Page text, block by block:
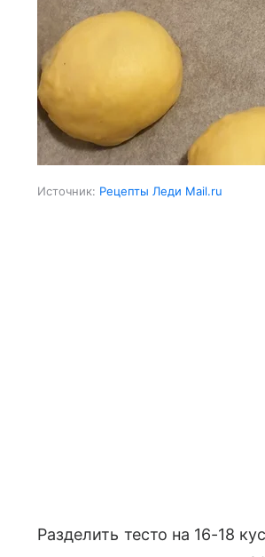
Источник: Рецепты Леди Mail.ru
Разделить тесто на 16-18